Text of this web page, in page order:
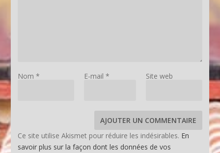
Nom* E-mail* Site web
Ce site utilise Akismet pour réduire les indésirables. En
savoir plus sur la façon dont les données de vos